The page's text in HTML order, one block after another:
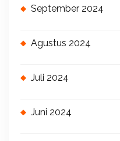
September 2024
Agustus 2024
Juli 2024
Juni 2024